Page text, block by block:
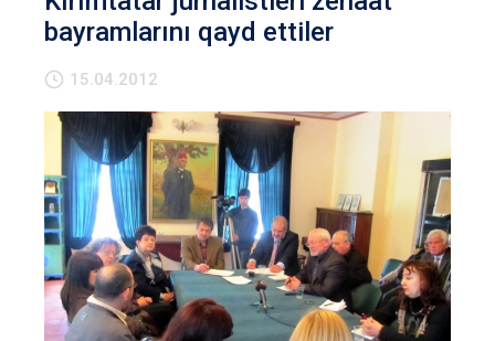
bayramlarını qayd ettiler
15.04.2012